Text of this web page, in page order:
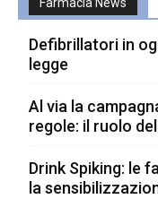
Defibrillatori in
legge
Al via la
regole: il ruolo
Drink Spiking: le
la